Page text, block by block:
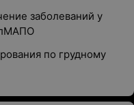
заболеваний у
по грудному